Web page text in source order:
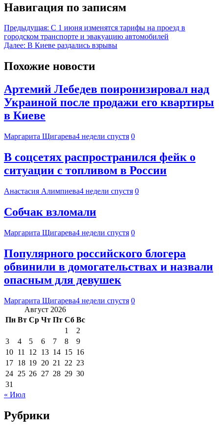
Навигация по записям
Предыдущая: С 1 июня изменятся тарифы на проезд в
городском транспорте и эвакуацию автомобилей
Далее: В Киеве раздались взрывы
Похожие новости
Артемий Лебедев поиронизировал над
Украиной после продажи его квартиры
в Киеве
Маргарита Щигарева4 недели спустя 0
В соцсетях распространился фейк о
ситуации с топливом в России
Анастасия Алимпиева4 недели спустя 0
Собчак взломали
Маргарита Щигарева4 недели спустя 0
Популярного российского блогера
обвинили в домогательствах и назвали
опасным для девушек
Маргарита Щигарева4 недели спустя 0
Август 2026
Пн Вт Ср Чт Пт Сб Вс
1
2
3
4 5 6 7 8
9
10 11 12 13 14 15 16
17 18 19 20 21 22 23
24 25 26 27 28 29 30
31
« Июл
Рубрики